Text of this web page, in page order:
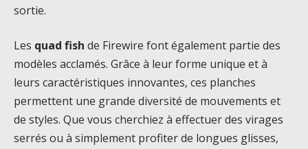
sortie.
Les quad fish de Firewire font également partie des
modèles acclamés. Grâce à leur forme unique et à
leurs caractéristiques innovantes, ces planches
permettent une grande diversité de mouvements et
de styles. Que vous cherchiez à effectuer des virages
serrés ou à simplement profiter de longues glisses,